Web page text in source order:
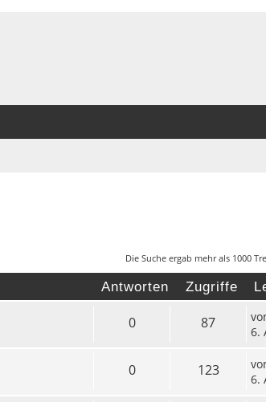
Die Suche ergab mehr als 1000
Antworten Zugriffe
0 87
6.
0 123
6.